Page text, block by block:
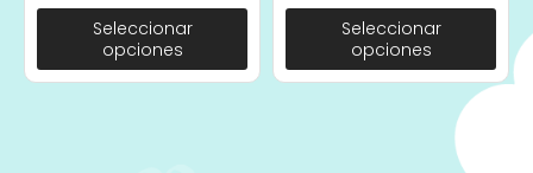
Seleccionar
opciones
Seleccionar
opciones